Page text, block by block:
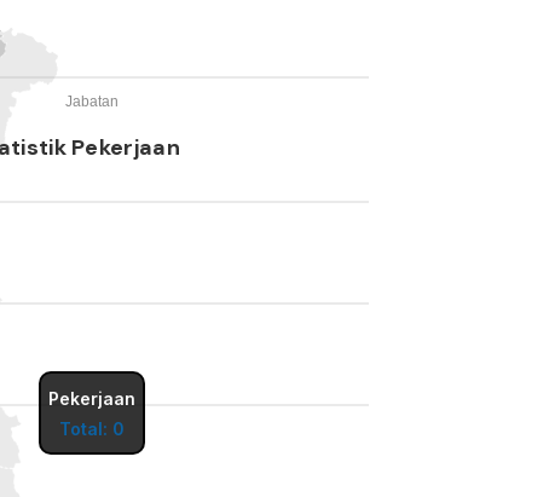
Jabatan
Pekerjaan
Pekerjaan
Total: 0